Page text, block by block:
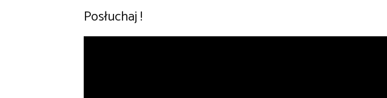
Posłuchaj !